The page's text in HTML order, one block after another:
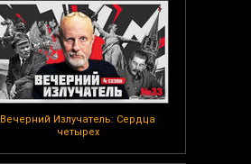
Вечерний Излучатель: Сердца
четырех